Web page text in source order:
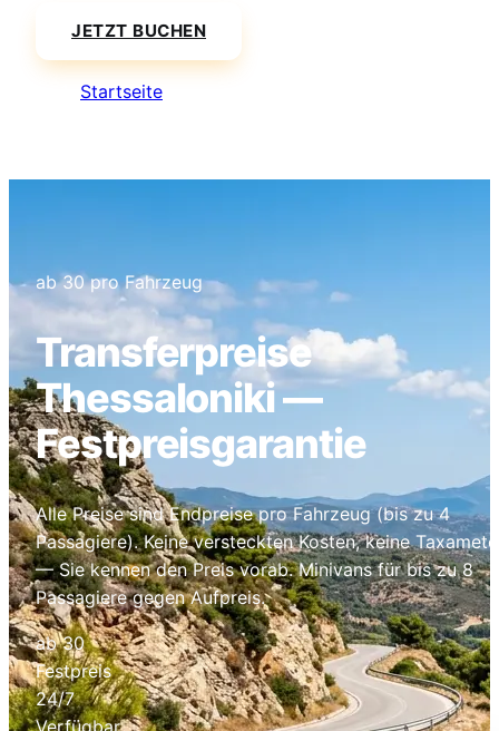
JETZT BUCHEN
Startseite
ab 30 pro Fahrzeug
Transferpreise
Thessaloniki —
Festpreisgarantie
Alle Preise sind Endpreise pro Fahrzeug (bis zu 4
Passagiere). Keine versteckten Kosten, keine
— Sie kennen den Preis vorab. Minivans für bis zu 8
Passagiere gegen Aufpreis.
ab 30
Festpreis
24/7
Verfügbar